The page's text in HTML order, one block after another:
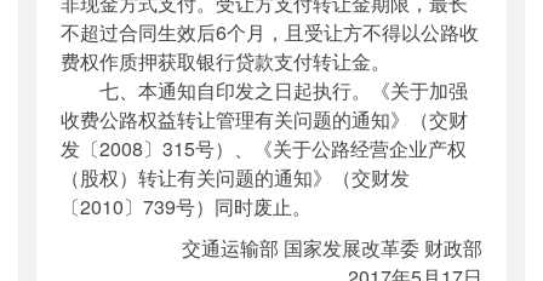
不超过合同生效后6个月，且受让方不得以公路收
费权作质押获取银行贷款支付转让金。
七、本通知自印发之日起执行。《关于加强
收费公路权益转让管理有关问题的通知》（交财
发〔2008〕315号）、《关于公路经营企业产权
（股权）转让有关问题的通知》（交财发
〔2010〕739号）同时废止。
交通运输部 国家发展改革委 财政部